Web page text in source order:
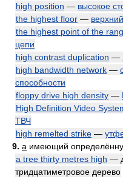
high position — высокое
the highest floor —
the highest point of the
цепи
high contrast duplication —
high bandwidth network —
способности
floppy drive high density —
High Definition Video
ТВЧ
high remelted strike —
9. a имеющий
a tree thirty metres high —
тридцатиметровое дерево